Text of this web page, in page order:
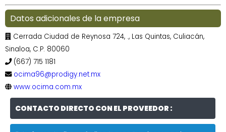
Datos adicionales de la empresa
Cerrada Ciudad de Reynosa 724, ., Las Quintas, Culiacán,
Sinaloa, C.P. 80060
(667) 715 1181
ocima96@prodigy.net.mx
www.ocima.com.mx
CONTACTO DIRECTO CON EL PROVEEDOR :